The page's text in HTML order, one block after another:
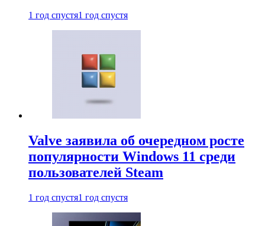
1 год спустя1 год спустя
Valve заявила об очередном росте
популярности Windows 11 среди
пользователей Steam
1 год спустя1 год спустя